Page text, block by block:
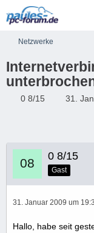
Netzwerke
0 8/15 31.
0 8/15
Gast
31. Januar 2009 um
Hallo, habe seit